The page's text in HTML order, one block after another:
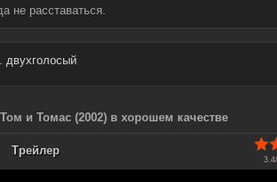
не расставаться.
двухголосый
и Томас (2002) в хорошем качестве
Трейлер